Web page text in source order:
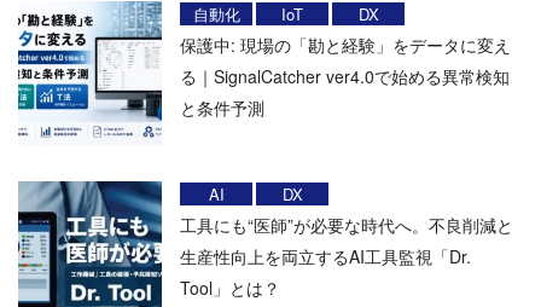
自動化 IoT DX
保護中: 現場の「勘と経験」をデータに変え
る｜SignalCatcher ver4.0で始める異常検知
と条件予測
AI DX
工具にも“医師”が必要な時代へ。不良削減と
生産性向上を両立するAI工具監視「Dr.
Tool」とは？